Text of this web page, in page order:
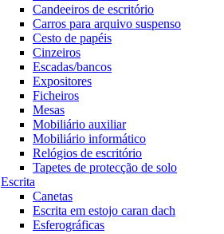
Candeeiros de escritório
Carros para arquivo suspenso
Cesto de papéis
Cinzeiros
Escadas/bancos
Expositores
Ficheiros
Mesas
Mobiliário auxiliar
Mobiliário informático
Relógios de escritório
Tapetes de protecção de solo
Escrita
Canetas
Escrita em estojo caran dach
Esferográficas